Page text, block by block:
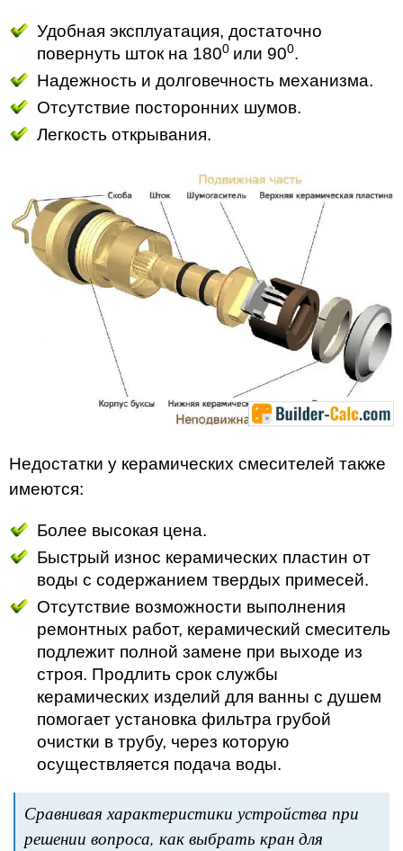
Удобная эксплуатация, достаточно
повернуть шток на 1800 или 900.
Надежность и долговечность механизма.
Отсутствие посторонних шумов.
Легкость открывания.
Недостатки у керамических смесителей также
имеются:
Более высокая цена.
Быстрый износ керамических пластин от
воды с содержанием твердых примесей.
Отсутствие возможности выполнения
ремонтных работ, керамический смеситель
подлежит полной замене при выходе из
строя. Продлить срок службы
керамических изделий для ванны с душем
помогает установка фильтра грубой
очистки в трубу, через которую
осуществляется подача воды.
Сравнивая характеристики устройства при
решении вопроса, как выбрать кран для